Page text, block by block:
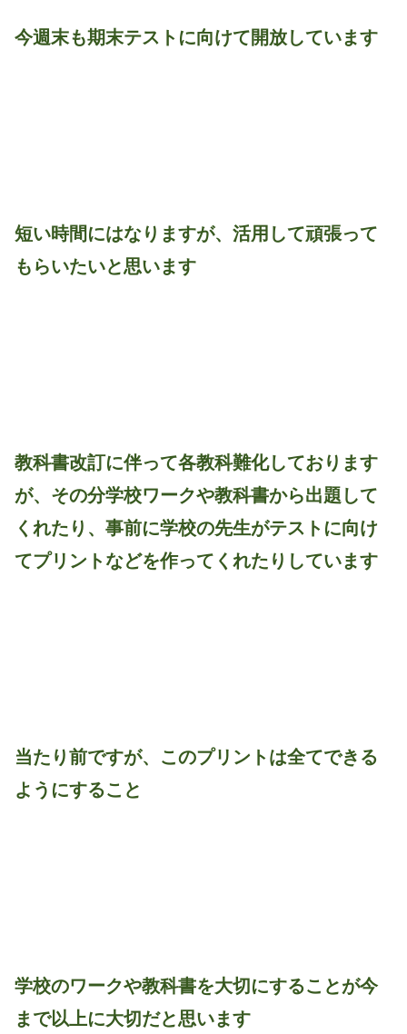
今週末も期末テストに向けて開放しています
短い時間にはなりますが、活用して頑張って
もらいたいと思います
教科書改訂に伴って各教科難化しております
が、その分学校ワークや教科書から出題して
くれたり、事前に学校の先生がテストに向け
てプリントなどを作ってくれたりしています
当たり前ですが、このプリントは全てできる
ようにすること
学校のワークや教科書を大切にすることが今
まで以上に大切だと思います